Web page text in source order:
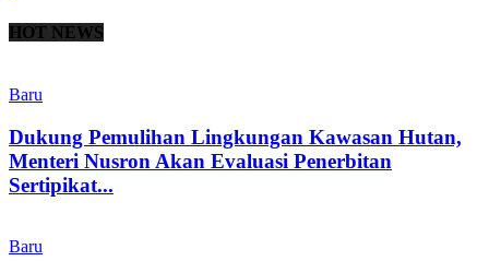
HOT NEWS
Baru
Dukung Pemulihan Lingkungan Kawasan Hutan,
Menteri Nusron Akan Evaluasi Penerbitan
Sertipikat...
Baru